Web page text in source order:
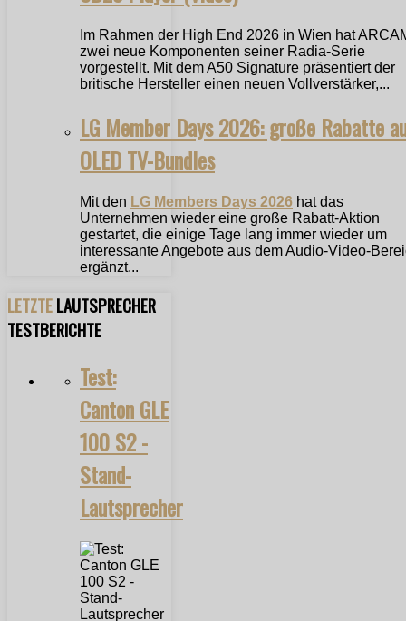
Im Rahmen der High End 2026 in Wien hat
zwei neue Komponenten seiner Radia-Serie
vorgestellt. Mit dem A50 Signature präsentiert der
britische Hersteller einen neuen Vollverstärker,...
LG Member Days 2026: große Rabatte
OLED TV-Bundles
Mit den LG Members Days 2026 hat das
Unternehmen wieder eine große Rabatt-Aktion
gestartet, die einige Tage lang immer wieder um
interessante Angebote aus dem Audio-Video-
ergänzt...
LETZTELAUTSPRECHER
TESTBERICHTE
Test:
Canton GLE
100 S2 -
Stand-
Lautsprecher